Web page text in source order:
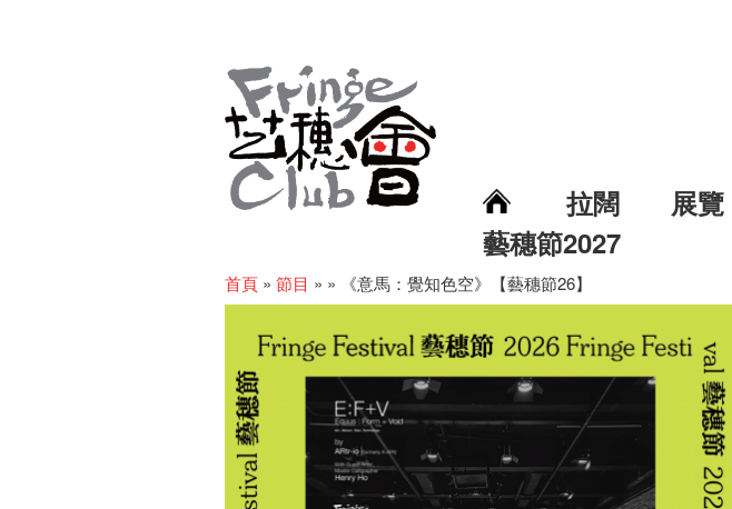
拉闊 展覽
藝穗節2027
首頁 » 節目 » » 《意馬：覺知色空》【藝穗節26】